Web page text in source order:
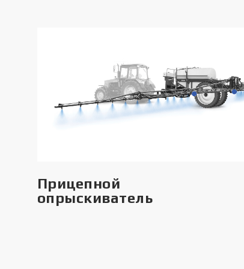
Прицепной
опрыскиватель